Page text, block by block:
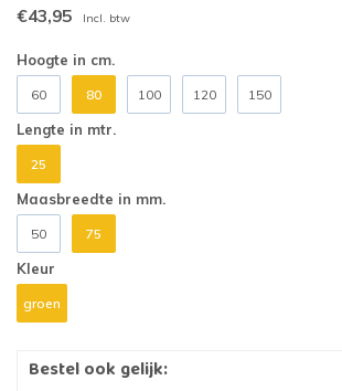
€43,95 Incl. btw
Hoogte in cm.
60 80 100 120 150
Lengte in mtr.
25
Maasbreedte in mm.
50 75
Kleur
groen
Bestel ook gelijk: